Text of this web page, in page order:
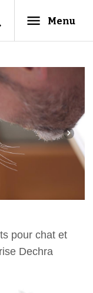
menu Menu
navigate_next
pour chat et
Dechra